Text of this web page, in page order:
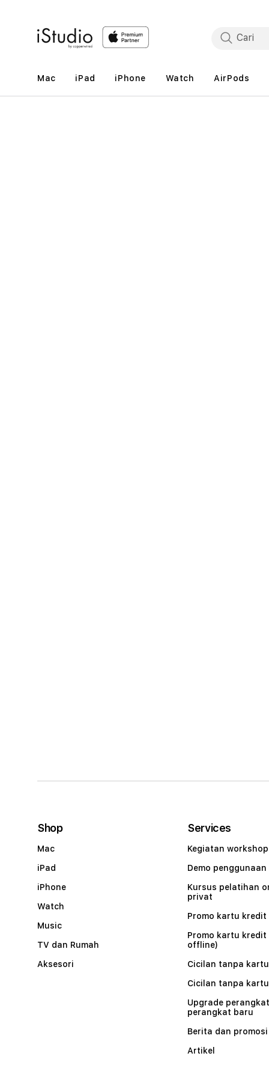
Mac iPad iPhone Watch AirPods
Shop
Mac
iPad
iPhone
Watch
Music
TV dan Rumah
Aksesori
Services
Kegiatan workshop
Demo penggunaan
Kursus pelatihan
privat
Promo kartu kredit
Promo kartu kredit
offline)
Cicilan tanpa
Cicilan tanpa
Upgrade
perangkat baru
Berita dan promosi
Artikel